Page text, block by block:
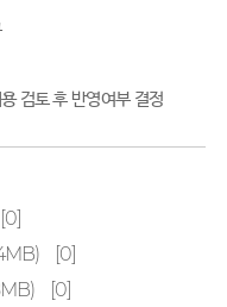
검토 후 반영여부 결정
[0]
[0]
[0]